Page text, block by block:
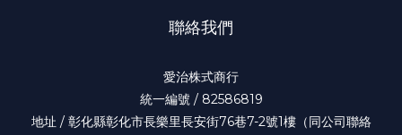
聯絡我們
愛治株式商行
統一編號 / 82586819
地址 / 彰化縣彰化市長樂里長安街76巷7-2號1樓（同公司聯絡